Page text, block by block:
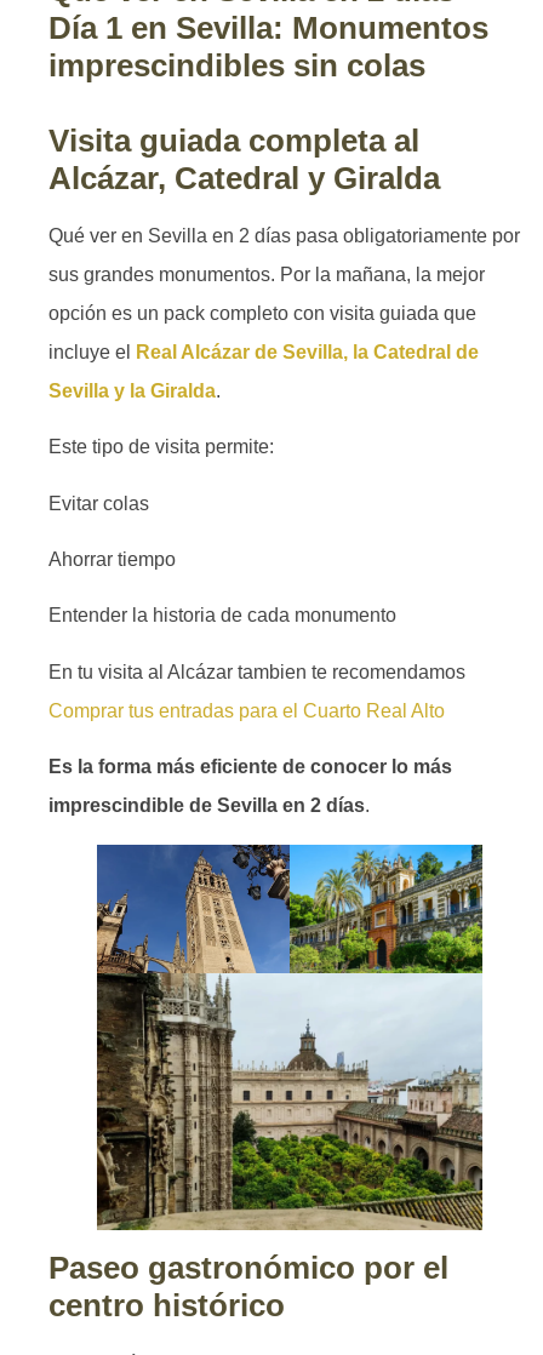
Día 1 en Sevilla: Monumentos
imprescindibles sin colas
Visita guiada completa al
Alcázar, Catedral y Giralda
Qué ver en Sevilla en 2 días pasa obligatoriamente por
sus grandes monumentos. Por la mañana, la mejor
opción es un pack completo con visita guiada que
incluye el
Real Alcázar de Sevilla, la Catedral de
Sevilla y la Giralda.
Este tipo de visita permite:
Evitar colas
Ahorrar tiempo
Entender la historia de cada monumento
En tu visita al Alcázar tambien te recomendamos
Comprar tus entradas para el Cuarto Real Alto
Es la forma más eficiente de conocer lo más
imprescindible de Sevilla en 2 días.
Paseo gastronómico por el
centro histórico